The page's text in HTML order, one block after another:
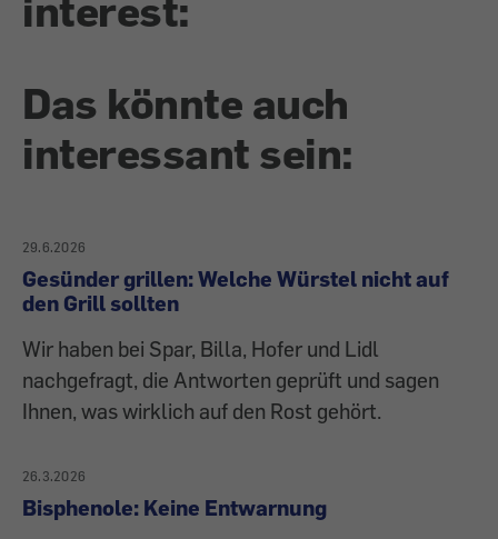
Das könnte auch
interessant sein:
29.6.2026
Gesünder grillen: Welche Würstel nicht auf
den Grill sollten
Wir haben bei Spar, Billa, Hofer und Lidl
nachgefragt, die Antworten geprüft und sagen
Ihnen, was wirklich auf den Rost gehört.
26.3.2026
Bisphenole: Keine Entwarnung